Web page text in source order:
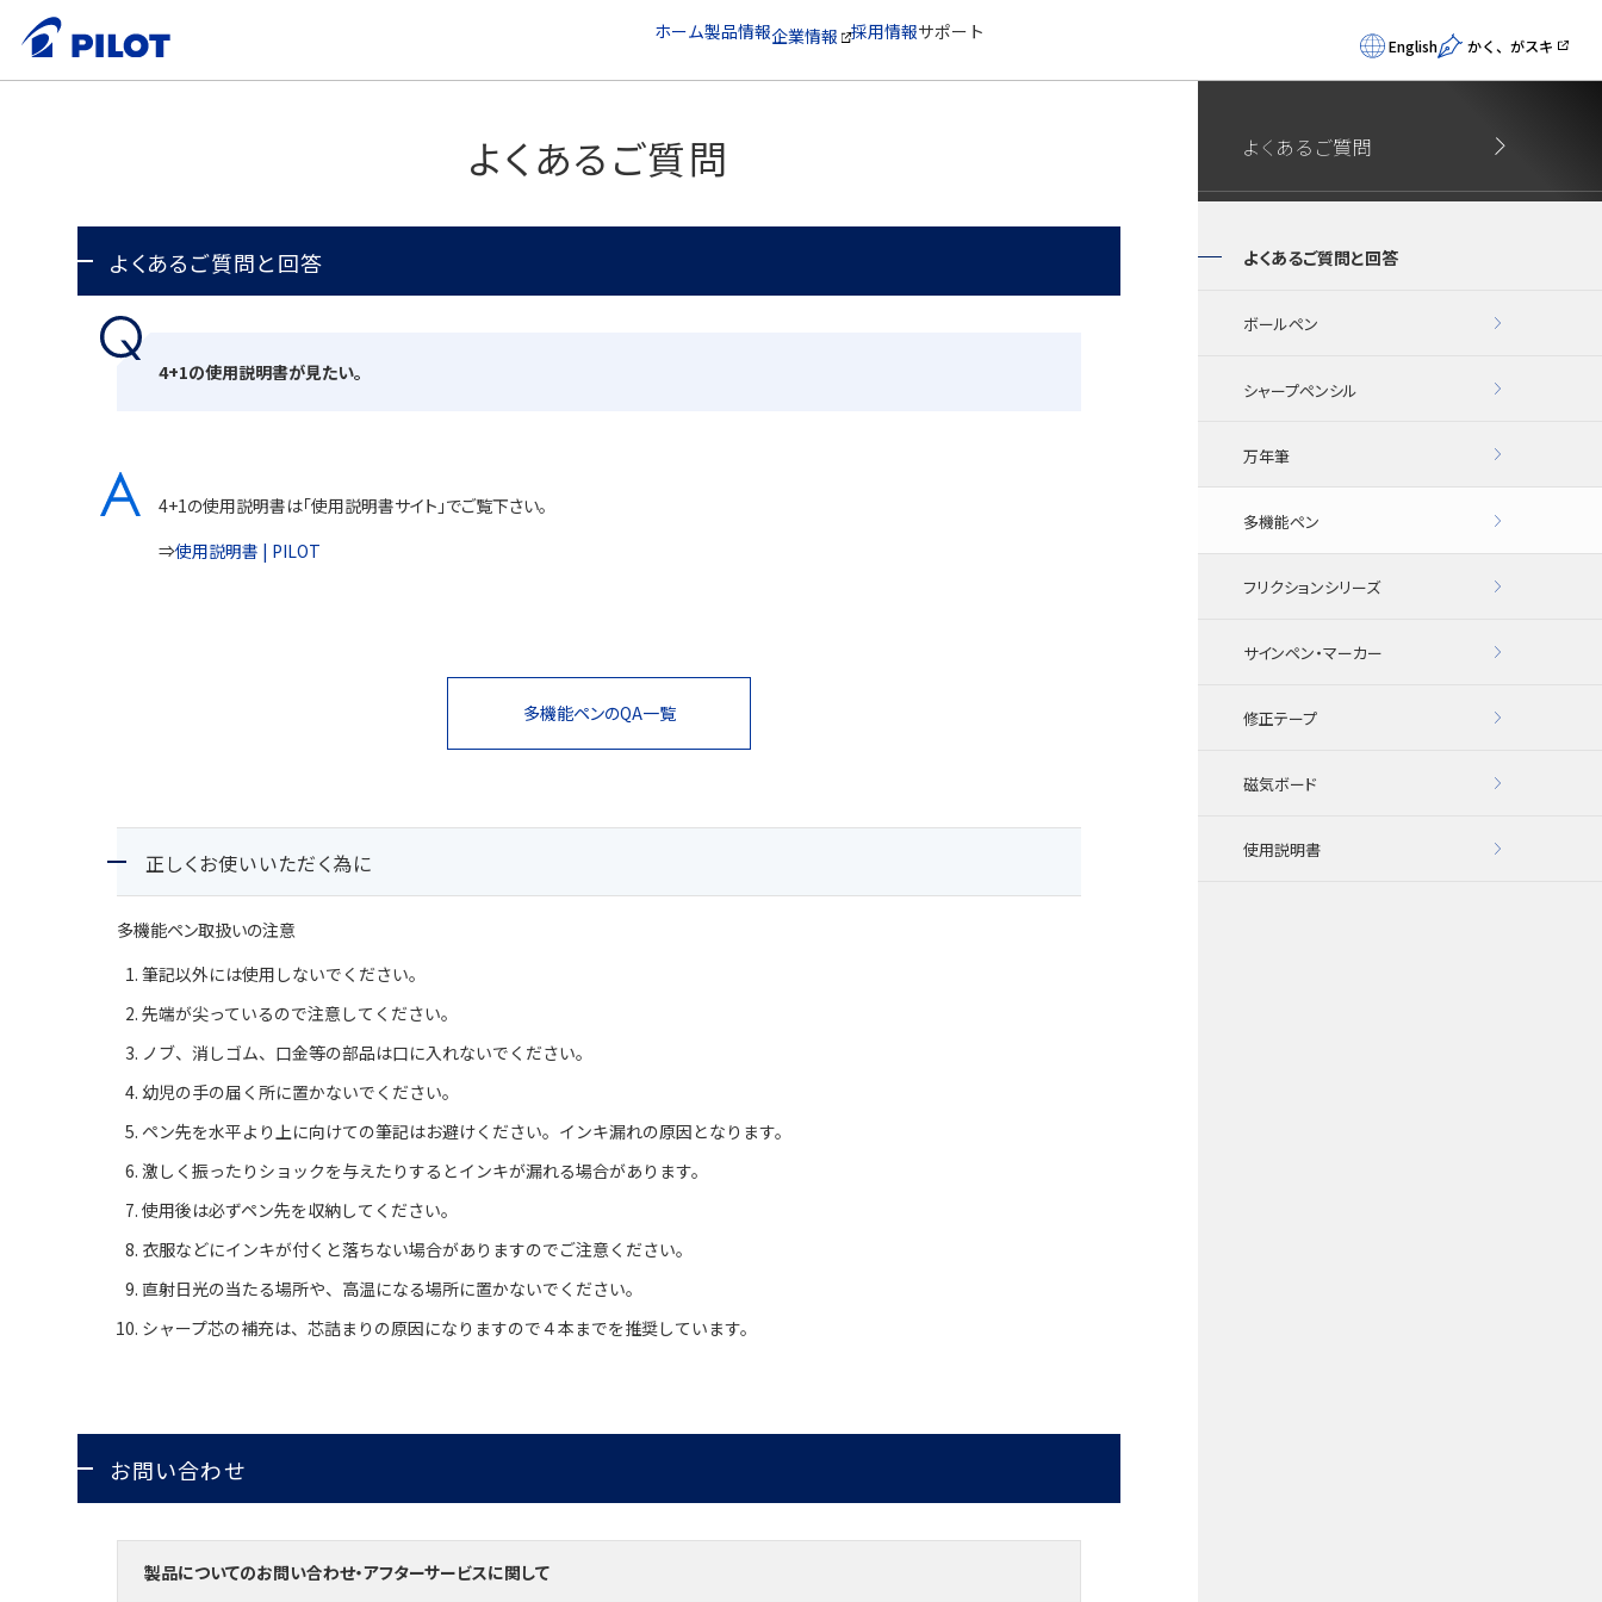
ホーム製品情報企業情報 採用情報サポート
English かく、がスキ
よくあるご質問
よくあるご質問と回答
4+1の使用説明書が見たい。
4+1の使用説明書は「使用説明書サイト」でご覧下さい。
⇒使用説明書 | PILOT
多機能ペンのQA一覧
正しくお使いいただく為に
多機能ペン取扱いの注意
筆記以外には使用しないでください。
先端が尖っているので注意してください。
ノブ、消しゴム、口金等の部品は口に入れないでください。
幼児の手の届く所に置かないでください。
ペン先を水平より上に向けての筆記はお避けください。インキ漏れの原因となります。
激しく振ったりショックを与えたりするとインキが漏れる場合があります。
使用後は必ずペン先を収納してください。
衣服などにインキが付くと落ちない場合がありますのでご注意ください。
直射日光の当たる場所や、高温になる場所に置かないでください。
シャープ芯の補充は、芯詰まりの原因になりますので４本までを推奨しています。
お問い合わせ
製品についてのお問い合わせ・アフターサービスに関して
よくあるご質問
よくあるご質問と回答
ボールペン
シャープペンシル
万年筆
多機能ペン
フリクションシリーズ
サインペン・マーカー
修正テープ
磁気ボード
使用説明書